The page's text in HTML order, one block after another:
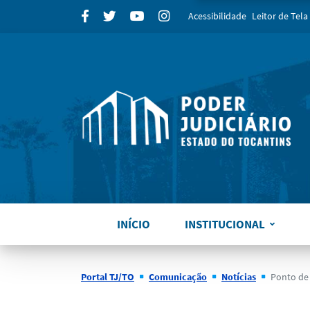
para
FacebookTwitter YoutubeInstagram
Acessibilidade Leitor de Tela
INÍCIO INSTITUCIONAL
Portal TJ/TO Comunicação Notícias Ponto de Inclusão